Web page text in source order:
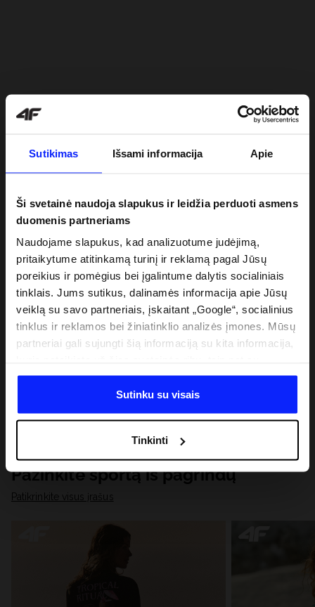
Sutikimas Išsami informacija Apie
Ši svetainė naudoja slapukus ir leidžia perduoti asmens
duomenis partneriams
Naudojame slapukus, kad analizuotume judėjimą,
pritaikytume atitinkamą turinį ir reklamą pagal Jūsų
poreikius ir pomėgius bei įgalintume dalytis socialiniais
tinklais. Jums sutikus, dalinamės informacija apie Jūsų
veiklą su savo partneriais, įskaitant „Google“, socialinius
tinklus ir reklamos bei žiniatinklio analizės įmones. Mūsų
partneriai gali sujungti šią informaciją su kita informacija,
duomenimis, kuriuos jie gauna, kai naudojatės jų
paslaugomis. Gavus Jūsų leidimą, mes galime perduoti
Jūsų asmeninę informaciją savo partneriams, siekdami
analitinius tyrimus, pritaikyti turinį ir tobulinti mūsų
partnerių siūlomus sprendimus (pvz., socialinius tinklus).
Išsamią informaciją rasite mūsų Privatumo politikoje ir
skiltyje „Išsami informacija“.
Sutinku su visais
Tinkinti
Pažinkite sportą iš pagrindų
Patikrinkite visus įrašus